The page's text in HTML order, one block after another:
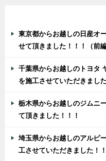
東京都からお越しの日産オ
せて頂きました！！！（前編
千葉県からお越しのトヨタ
を施工させていただきまし
栃木県からお越しのジムニ
て頂きました！！！
埼玉県からお越しのアルピ
工させていただきました！！